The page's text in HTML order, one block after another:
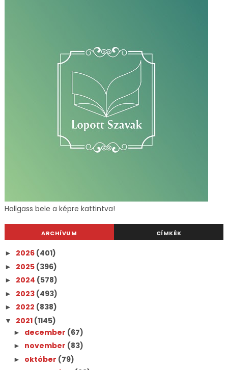
Hallgass bele a képre kattintva!
ARCHÍVUM CÍMKÉK
► 2026 (401)
► 2025 (396)
► 2024 (578)
► 2023 (493)
► 2022 (838)
▼ 2021 (1145)
► december (67)
► november (83)
► október (79)